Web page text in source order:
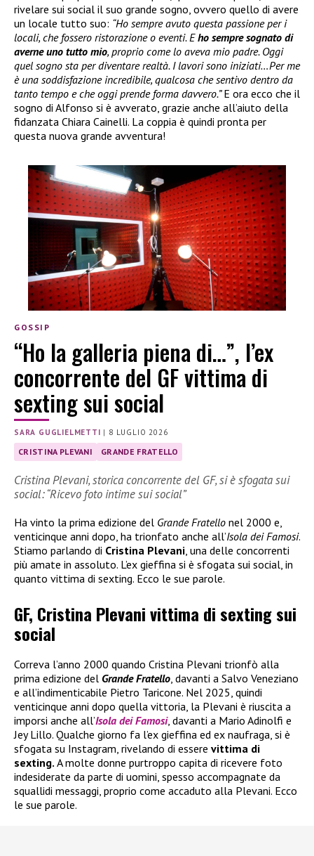
rivelare sui social il suo grande sogno, ovvero quello di avere
un locale tutto suo: “Ho sempre avuto questa passione per i
locali, che fossero ristorazione o eventi. Eho sempre sognato di
averne uno tutto mio, proprio come lo aveva mio padre. Oggi
quel sogno sta per diventare realtà. I lavori sono iniziati…Per me
è una soddisfazione incredibile, qualcosa che sentivo dentro da
tanto tempo e che oggi prende forma davvero.”E ora ecco che il
sogno di Alfonso si è avverato, grazie anche all’aiuto della
fidanzata Chiara Cainelli. La coppia è quindi pronta per
questa nuova grande avventura!
GOSSIP
“Ho la galleria piena di…”, l’ex
concorrente del GF vittima di
sexting sui social
SARA GUGLIELMETTI | 8 LUGLIO 2026
CRISTINA PLEVANI GRANDE FRATELLO
Cristina Plevani, storica concorrente del GF, si è sfogata sui
social: “Ricevo foto intime sui social”
Ha vinto la prima edizione del Grande Fratello nel 2000 e,
venticinque anni dopo, ha trionfato anche all’Isola dei Famosi.
Stiamo parlando di Cristina Plevani , una delle concorrenti
più amate in assoluto. L’ex gieffina si è sfogata sui social, in
quanto vittima di sexting. Ecco le sue parole.
GF, Cristina Plevani vittima di sexting sui
social
Correva l’anno 2000 quando Cristina Plevani trionfò alla
prima edizione del Grande Fratello , davanti a Salvo Veneziano
e all’indimenticabile Pietro Taricone. Nel 2025, quindi
venticinque anni dopo quella vittoria, la Plevani è riuscita a
imporsi anche all’Isola dei Famosi, davanti a Mario Adinolfi e
Jey Lillo. Qualche giorno fa l’ex gieffina ed ex naufraga, si è
sfogata su Instagram, rivelando di essere vittima di
sexting. A molte donne purtroppo capita di ricevere foto
indesiderate da parte di uomini, spesso accompagnate da
squallidi messaggi, proprio come accaduto alla Plevani. Ecco
le sue parole.